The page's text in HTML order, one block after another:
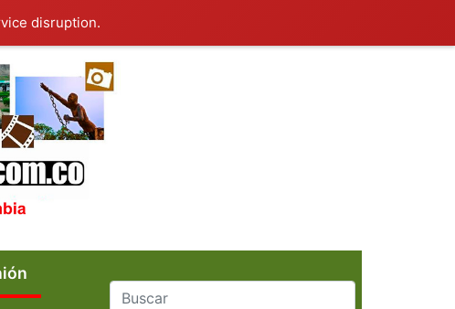
disruption.